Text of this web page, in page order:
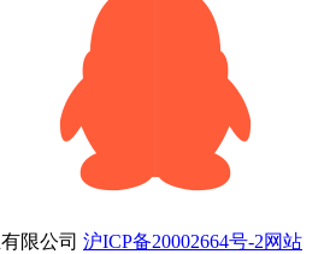
限公司 沪ICP备20002664号-2网站